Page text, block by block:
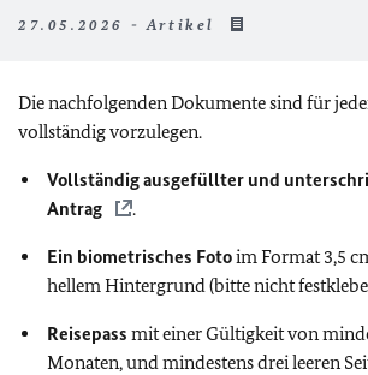
27.05.2026 - Artikel
Die nachfolgenden Dokumente sind für
vollständig vorzulegen.
Vollständig ausgefüllter und
Antrag
.
Ein biometrisches Fotoim Format 3,5
hellem Hintergrund (bitte nicht
Reisepass mit einer Gültigkeit von
Monaten, und mindestens drei leeren